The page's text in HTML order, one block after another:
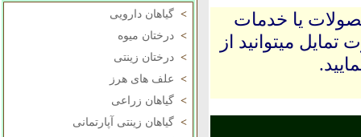
> گیاهان دارویی
> درختان میوه
> درختان زینتی
> علف های هرز
> گیاهان زراعی
> گیاهان زینتی آپارتمانی
یا خدمات
میتوانید از